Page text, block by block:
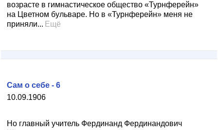
возрасте в гимнастическое общество «Турнферейн»
на Цветном бульваре. Но в «Турнферейн» меня не
приняли... Ещё
10.09.1906
Сам о себе - 6
Но главный учитель Фердинанд Фердинандович